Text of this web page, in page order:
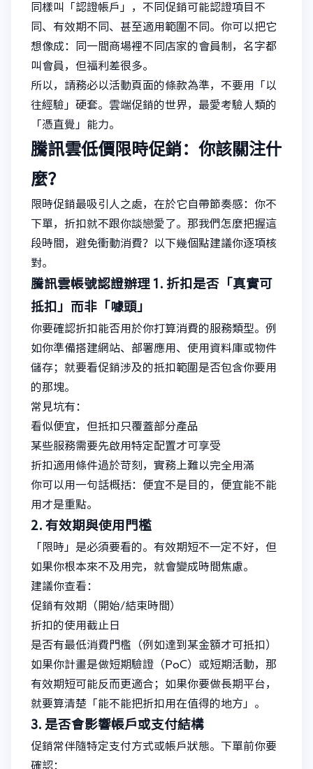
同樣叫「認證帳戶」，不同促銷可能認證項目不
同、有效期不同、甚至適用範圍不同。你可以把它
想像成：同一間商場裡不同店家的會員制，名字都
叫會員，但福利差很多。
所以，請務必以活動頁面的條款為準，不要用「以
往經驗」硬套。雲端促銷的世界，最愛考驗人類的
「憑直覺」能力。
騰訊雲低價限時促銷：你該關注什
麼？
限時促銷最吸引人之處，在於它自帶節奏感：你不
下單，折扣就不跟你談戀愛了。那我們怎麼把握這
段時間，避免衝動消費？以下幾個點建議你逐項核
對。
騰訊雲帳號認證辦理 1. 折扣是否「真實可
抵扣」而非「噱頭」
你要確認折扣能否用於你打算消費的服務類型。例
如你準備搭建網站、部署應用、使用資料庫或物件
儲存；就要看促銷涉及的抵扣範圍是否包含你要用
的那塊。
常見坑有：
看似便宜，但抵扣只覆蓋部分產品
某些服務需要先啟用特定配置才可享受
折扣適用條件過於苛刻，實務上難以完全用滿
你可以用一句話概括：便宜不是目的，便宜能不能
用才是重點。
2. 有效期與使用門檻
「限時」是必須要看的。有效期短不一定不好，但
如果你根本來不及用完，就會變成時間焦慮。
建議你查看：
促銷有效期（開始/結束時間）
折扣的使用截止日
是否有最低消費門檻（例如達到某金額才可抵扣）
如果你計畫是做短期驗證（PoC）或短期活動，那
有效期短可能反而更適合；如果你要做長期平台，
就要算清楚「能不能把折扣用在值得的地方」。
3. 是否會影響帳戶或支付結構
促銷常伴隨特定支付方式或帳戶狀態。下單前你要
確認：